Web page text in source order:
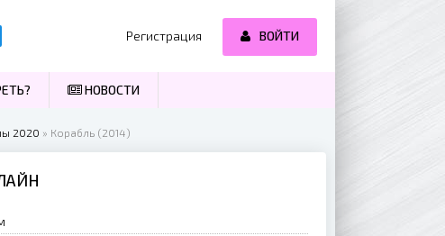
2020 » Корабль (2014)
Регистрация ВОЙТИ
НОВОСТИ